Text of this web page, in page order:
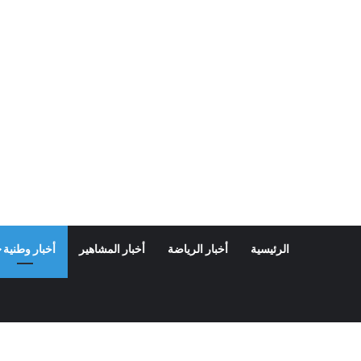
الرئيسية أخبار الرياضة أخبار المشاهير أخبار وطنية